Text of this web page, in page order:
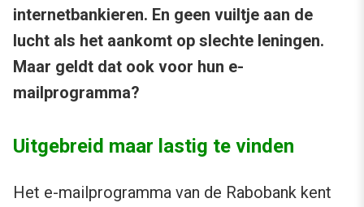
internetbankieren. En geen vuiltje aan de
lucht als het aankomt op slechte leningen.
Maar geldt dat ook voor hun e-
mailprogramma?
Uitgebreid maar lastig te vinden
Het e-mailprogramma van de Rabobank kent